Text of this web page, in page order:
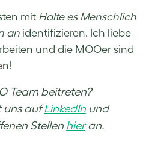
mit Halte es Menschlich
an identifizieren. Ich liebe
und die MOOer sind
Team beitreten?
uns aufLinkedIn und
Stellen hieran.